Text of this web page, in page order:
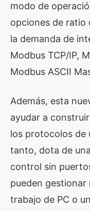
modo de
opciones de ratio
la demanda de
Modbus TCP/IP,
Modbus ASCII
Además, esta
ayudar a
los protocolos de
tanto, dota de
control sin
pueden gestionar
trabajo de PC o